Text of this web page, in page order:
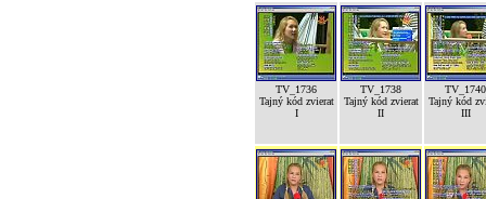
TV_1736
Tajný kód zvierat
I
TV_1738
Tajný kód zvierat
II
TV_1740
Tajný kód
III